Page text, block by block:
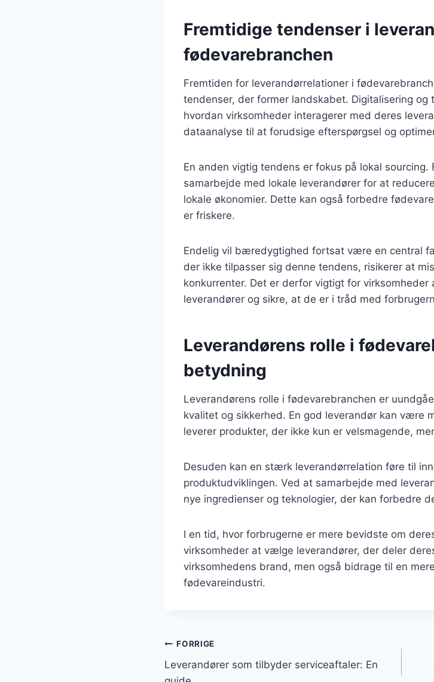
Fremtidige tendenser i
fødevarebranchen
Fremtiden for leverandørrelationer i
tendenser, der former landskabet. Digitalisering og
hvordan virksomheder interagerer med deres
dataanalyse til at forudsige efterspørgsel og
En anden vigtig tendens er fokus på lokal
samarbejde med lokale leverandører for at
lokale økonomier. Dette kan også forbedre
er friskere.
Endelig vil bæredygtighed fortsat være en central
der ikke tilpasser sig denne tendens, risikerer at
konkurrenter. Det er derfor vigtigt for
leverandører og sikre, at de er i tråd med
Leverandørens rolle i
betydning
Leverandørens rolle i fødevarebranchen er
kvalitet og sikkerhed. En god leverandør kan være
leverer produkter, der ikke kun er velsmagende,
Desuden kan en stærk leverandørrelation føre til
produktudviklingen. Ved at samarbejde med
nye ingredienser og teknologier, der kan forbedre
I en tid, hvor forbrugerne er mere bevidste om
virksomheder at vælge leverandører, der deler
virksomhedens brand, men også bidrage til en
fødevareindustri.
Indlægsnavigation
FORRIGE
Leverandører som tilbyder serviceaftaler: En